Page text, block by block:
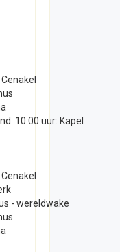
10:00 uur: Kapel
- wereldwake